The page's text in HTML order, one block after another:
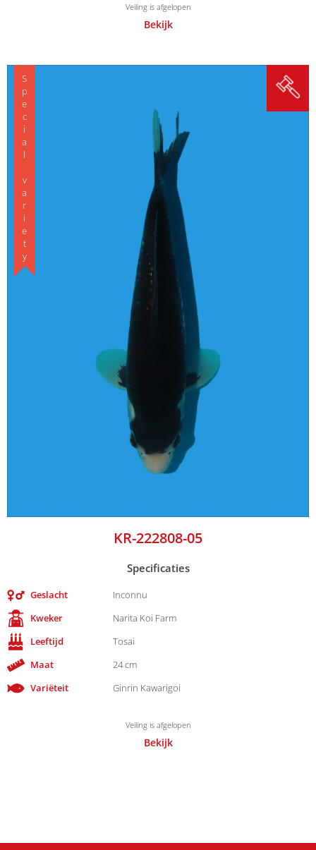
Veiling is afgelopen
Bekijk
Special variety
KR-222808-05
Specificaties
Geslacht
Inconnu
Kweker
Narita Koi Farm
Leeftijd
Tosai
Maat
24 cm
Variëteit
Ginrin Kawarigoi
Veiling is afgelopen
Bekijk